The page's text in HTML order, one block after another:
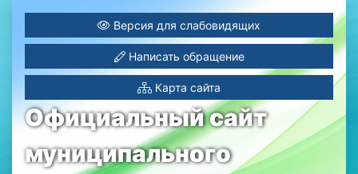
Официальный сайт
муниципального
Версия для слабовидящих
Написать обращение
Карта сайта